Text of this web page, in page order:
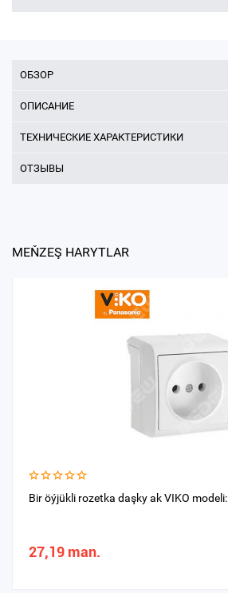
ОБЗОР
ОПИСАНИЕ
ТЕХНИЧЕСКИЕ ХАРАКТЕРИСТИКИ
ОТЗЫВЫ
MEŇZEŞ HARYTLAR
Bir öýjükli rozetka daşky ak VIKO
27,19 man.